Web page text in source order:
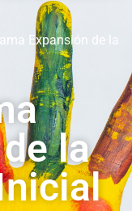
Expansión de la
la